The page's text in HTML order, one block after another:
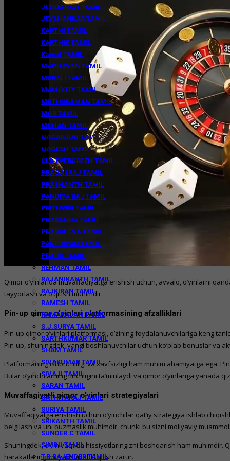
JEYAM RAVI TAMIL
JEYSHANKAR TAMIL
KARTHI TAMIL
KARTHIK TAMIL
Kamal TAMIL
MADHAVAN TAMIL
MURALI TAMIL
MAMOOTY TAMIL
MUTHURAMAN TAMIL
MGR TAMIL
MOHAN TAMIL
NAGARJUN TAMIL
NAGESH TAMIL
OLD EVERGREEN TAMIL
PRAGASRAJ TAMIL
PRASHANTH TAMIL
PANDIYA RAJ TAMIL
PRITHVIRI TAMIL
PRASANNA TAMIL
PRABUDEVA TAMIL
PARTHIPAN TAMIL
PRABU TAMIL
REHMAN TAMIL
RAJANIKANTH TAMIL
RAJKIRAN TAMIL
RAMESH TAMIL
RAMARAJAN TAMIL
S.J.SURYA TAMIL
SARTHKUMAR TAMIL
SHAM TAMIL
SIVAKUMAR TAMIL
SIVAJI TAMIL
SARAN TAMIL
SATHIYARAJ TAMIL
SURIYA TAMIL
SRIKANTH TAMIL
SUNDER.C TAMIL
SIMBU TAMIL
T.R.RAJENDER TAMIL
Qimor o’yinlarida muvaffaqiyatga erishish uchun, avvalo, o’yinlarni
tayyorlash va o’qitish muhimdir.
Pin-up qimor o’yinlari platformasining afzalliklari
Pin-up qimor o’yinlari platformasi, o’zining foydalanuvchilariga keng
Pin-up, shuningdek, yangi boshlanuvchilar uchun ko’plab bonuslar va
Platformaning ishonchliligi va xavfsizligi ham muhim ahamiyatga ega.
Bular o’yinchilarning tinchligini ta’minlaydi va qimor o’yinlariga yanada
Muvaffaqiyatli qimor o’yinlari strategiyalari
Muvaffaqiyatga erishish uchun o’yinchilar qat’iy strategiya ishlab
belgilash va uni buzmaslik muhimdir, chunki bu sizni moliyaviy
Shuningdek, o’yin vaqtida hissiyotlaringizni boshqarish ham muhimdir.
harakatlaringizni yaxshi tahlil qilish zarur.